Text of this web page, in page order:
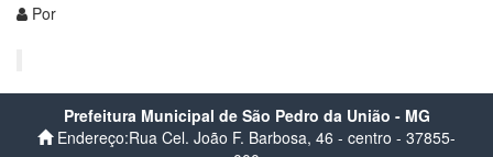
Por
Prefeitura Municipal de São Pedro da União - MG
Endereço:Rua Cel. João F. Barbosa, 46 - centro - 37855-